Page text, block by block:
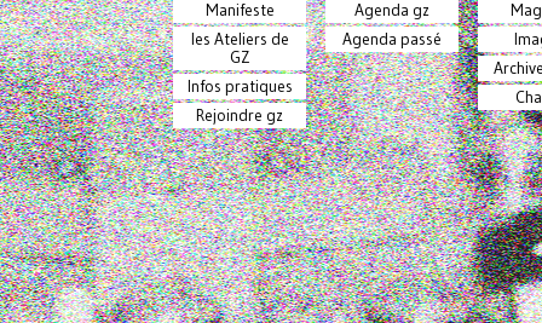
Manifeste
les Ateliers de
GZ
Infos pratiques
Rejoindre gz
Agenda gz
Agenda passé